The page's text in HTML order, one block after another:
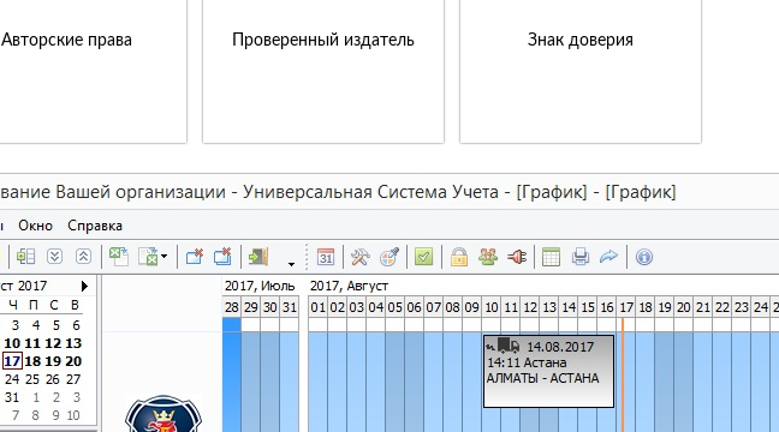
Авторские права Проверенный издатель Знак доверия